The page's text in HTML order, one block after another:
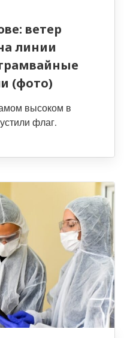
ветер
линии
(фото)
высоком в
флаг.